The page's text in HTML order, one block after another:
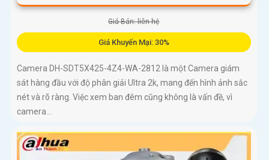
Giá Bán: liên hệ
Giá Khuyến Mại: 30%
Camera DH-SDT5X425-4Z4-WA-2812 là một Camera giám
sát hàng đầu với độ phân giải Ultra 2k, mang đến hình ảnh sắc
nét và rõ ràng. Việc xem ban đêm cũng không là vấn đề, vì
camera...